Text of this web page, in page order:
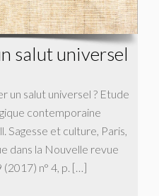
salut universel
un salut universel ? Etude
contemporaine
Sagesse et culture, Paris,
dans la Nouvelle revue
n° 4, p. […]